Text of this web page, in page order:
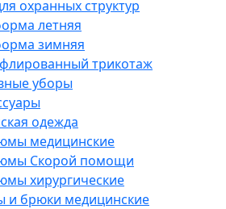
охранных структур
летняя
зимняя
трикотаж
уборы
одежда
медицинские
Скорой помощи
хирургические
и брюки медицинские